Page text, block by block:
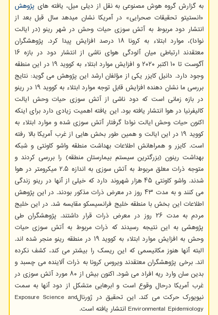
به گزارش گروه هوش مصنوعی به نقل از دیلی میل، یافته های پژوهش
«انستیتو تحقیقات صحرایی» در آمریکا نشان میدهد سال قبل بعد از
انتشار دود مربوط به آتش سوزی حیات وحش در شهر رینو (در ایالت
نوادا)، موارد ابتلاء به کرونا ۱۸ درصد افزایش پیدا کرد. پژوهشگران
معتقدند ارتباطی میان آلودگی هوای ناشی از انتشار دود در بازه ۱۶
آگوست تا ۱۰ اکتبر ۲۰۲۰ و افزایش موارد ابتلاء به کووید ۱۹ در این منطقه
وجود دارد. دانیل کایزر یکی از مؤلفان ارشد این پژوهش می گوید: نتایج
بررسی ما نشان دهنده افزایش قابل توجه موارد ابتلاء به کووید ۱۹ در رینو
در بازه زمانی است که دود ناشی از آتش سوزی حیات وحش ایالت
کالیفرنیا در هوا انتشار یافته بود. این یافته اهمیت زیادی دارد برای اینکه
اکنون حیات وحش ایالت نوادا گرفتار آتش سوزی شده و موارد ابتلاء به
کووید ۱۹ در این ایالت و همین طور بخش هایی از غرب آمریکا بالا رفته
است. کایزر و همراهانش اطلاعات بهداشت منطقه واشو کاونتی و شبکه
بهداشت رینون (بزرگترین سیستم بیمارستان منطقه) را بررسی کردند و
متوجه ذرات معلق مربوط به آتش سوزی به اندازه ۲.۵ میکرومتر در هوا
شدند. واشو کاونتی ۴۵ هزار شهروند دارد که خیلی از آنها در رینو زندگی
می کنند و به مدت ۴۳ روز در معرض ذرات مذکور بودند. در این پژوهش
اطلاعات این بخش با منطقه خلیج فرانسیسکو مقایسه شد. در این خلیج
مردم به مدت ۲۶ روز در معرض ذرات قرار داشتند. پژوهشگران طی
پژوهشی به این نتیجه رسیدند که ذرات مربوط به آتش سوزی حیات
وحش به افزایش موارد ابتلاء به کووید ۱۹ در منطقه رینو منجر شده اند.
البته آنها هنوز مکانیسمی که این ریسک را بیشتر می کند، کشف نکرده
اند. برخی پژوهشگران معتقدند ویروس کرونا به ذرات آلاینده می چسبد و
بدین سان وارد ریه افراد می شود. اکنون بیش از ۸۰ مورد آتش سوزی در
غرب آمریکا درحال وقوع است و ابرهایی متشکل از دود آنها به سمت
نیویورک حرکت می کند. این تحقیق در ژورنالExposure Science and
Environmental Epidemiology انتشار یافته است.